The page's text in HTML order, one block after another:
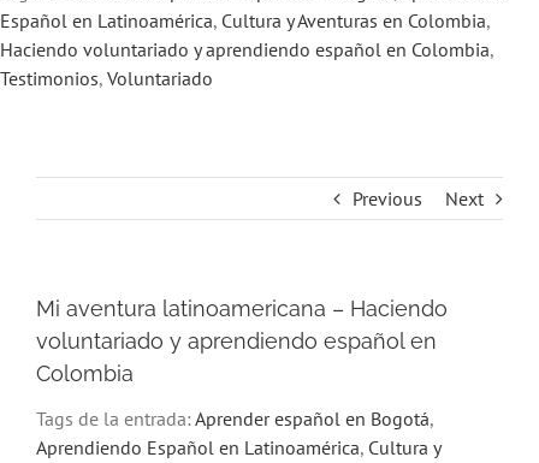
Dónde estudiar
Alojamiento
Precios e inscripciones
Español en Latinoamérica, Cultura y Aventuras en Colombia,
Haciendo voluntariado y aprendiendo español en Colombia,
Testimonios, Voluntariado
Previous Next
Mi aventura latinoamericana – Haciendo
voluntariado y aprendiendo español en
Colombia
Tags de la entrada: Aprender español en Bogotá,
Aprendiendo Español en Latinoamérica, Cultura y